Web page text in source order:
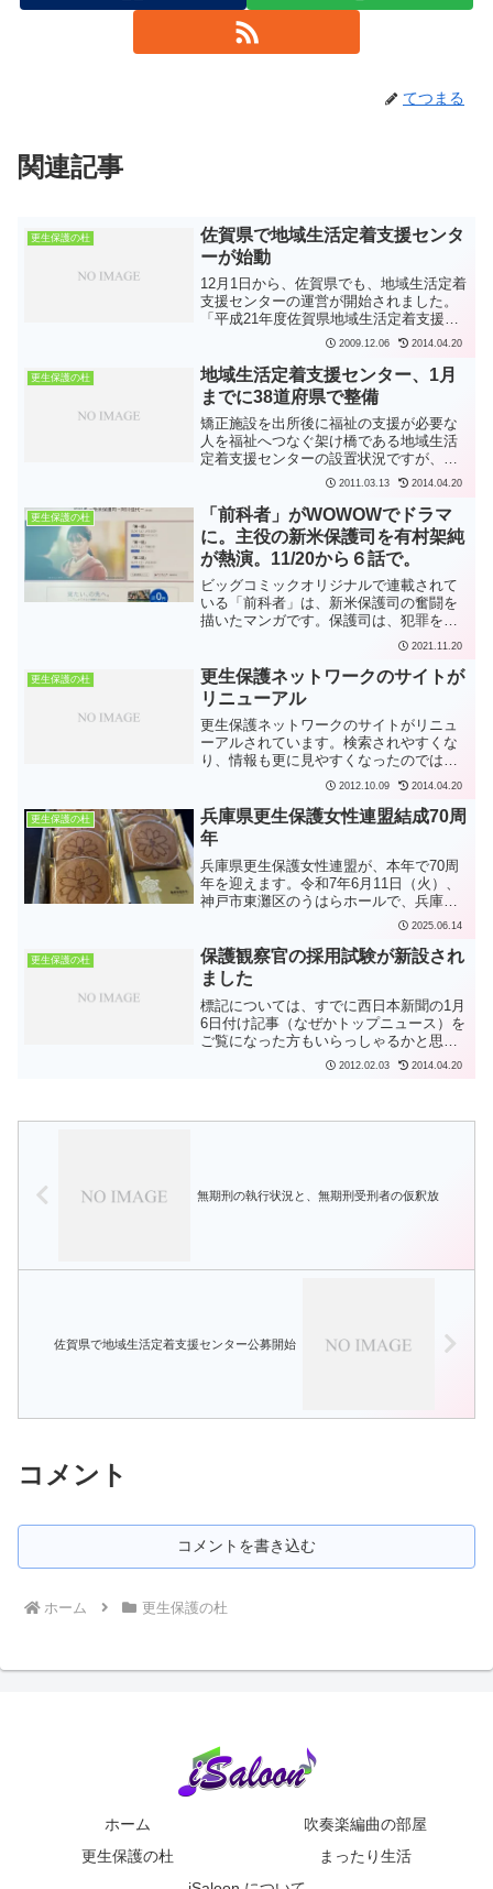
てつまる
関連記事
更生保護の杜
佐賀県で地域生活定着支援センタ
ーが始動
12月1日から、佐賀県でも、地域生活定着
支援センターの運営が開始されました。
「平成21年度佐賀県地域生活定着支援セ
ンター運営業務委託」業務委託先の決定
ンターの設置は、これまで5県（静岡、滋
賀、和歌山、山...
2009.12.06 2014.04.20
更生保護の杜
地域生活定着支援センター、1月
までに38道府県で整備
矯正施設を出所後に福祉の支援が必要な
人を福祉へつなぐ架け橋である地域生活
定着支援センターの設置状況ですが、平
成23年1月までに38道府県に整備されてい
挙げますと、次のとおりです。青森県、
福島県、東京都、...
2011.03.13 2014.04.20
更生保護の杜
「前科者」がWOWOWでドラマ
に。主役の新米保護司を有村架純
が熱演。11/20から６話で。
ビッグコミックオリジナルで連載されて
いる「前科者」は、新米保護司の奮闘を
描いたマンガです。保護司は、犯罪をし
た者や非行のある少年の立ち直りを支え
るボランティア。これが、WOWOWでド
ラマ化され、有村架純が新米保護司・阿
川佳代の役で出演します...
2021.11.20
更生保護の杜
更生保護ネットワークのサイトが
リニューアル
更生保護ネットワークのサイトがリニュ
ーアルされています。検索されやすくな
り、情報も更に見やすくなったのではな
2012.10.09 2014.04.20
更生保護の杜
兵庫県更生保護女性連盟結成70周
年
兵庫県更生保護女性連盟が、本年で70周
年を迎えます。令和7年6月11日（火）、
神戸市東灘区のうはらホールで、兵庫県
更生保護女性連盟結成70周年記念大会が
開催されました。記念に、更生保護女性
会のマークを冠した瓦せんべいが作成さ
れています。亀井...
2025.06.14
更生保護の杜
保護観察官の採用試験が新設され
ました
標記については、すでに西日本新聞の1月
6日付け記事（なぜかトップニュース）を
ご覧になった方もいらっしゃるかと思い
ますが、法務省専門職員（人間科学）採
2012.02.03 2014.04.20
無期刑の執行状況と、無期刑受刑者の仮釈放
佐賀県で地域生活定着支援センター公募開始
コメント
コメントを書き込む
ホーム 更生保護の杜
ホーム
吹奏楽編曲の部屋
更生保護の杜
まったり生活